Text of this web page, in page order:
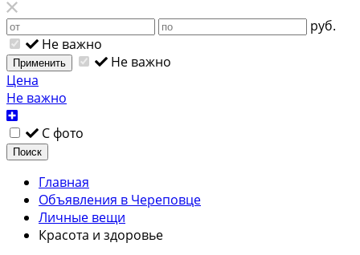
руб.
Не важно
Применить
Не важно
Цена
Не важно
С фото
Поиск
Главная
Объявления в Череповце
Личные вещи
Красота и здоровье